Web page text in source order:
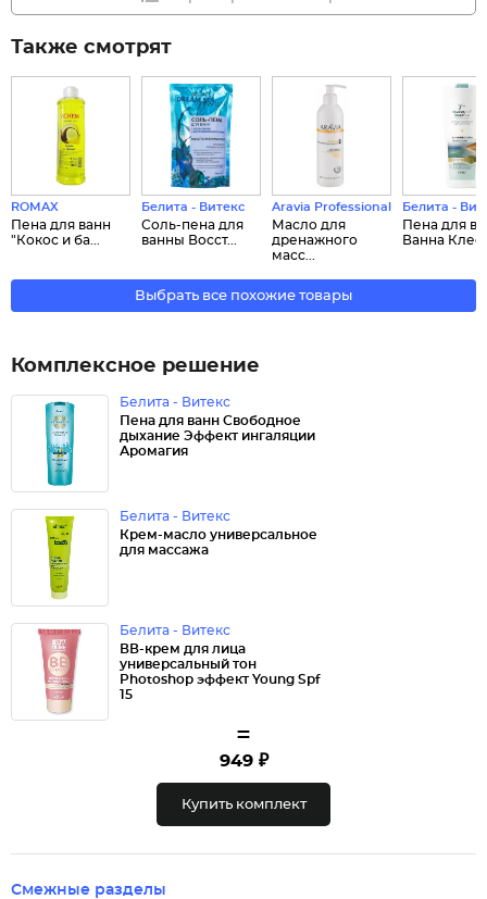
Также смотрят
ROMAX
Пена для ванн
"Кокос и ба...
Белита - Витекс
Соль-пена для
ванны Восст...
Aravia Professional
Масло для
дренажного
масс...
Белита -
Пена для
Ванна
Выбрать все похожие товары
Комплексное решение
Белита - Витекс
Пена для ванн Свободное
дыхание Эффект ингаляции
Аромагия
Белита - Витекс
Крем-масло универсальное
для массажа
Белита - Витекс
ВВ-крем для лица
универсальный тон
Photoshop эффект Young Spf
15
=
949 ₽
Купить комплект
Смежные разделы